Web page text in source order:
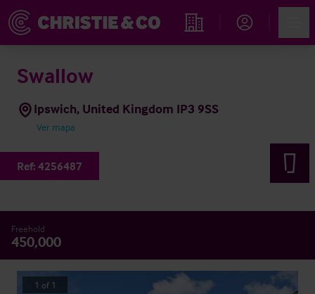
Propiedades
Swallow
Ipswich, United Kingdom IP3 9SS
Ver mapa
Ref: 4256487
Freehold
450,000
1 of 1